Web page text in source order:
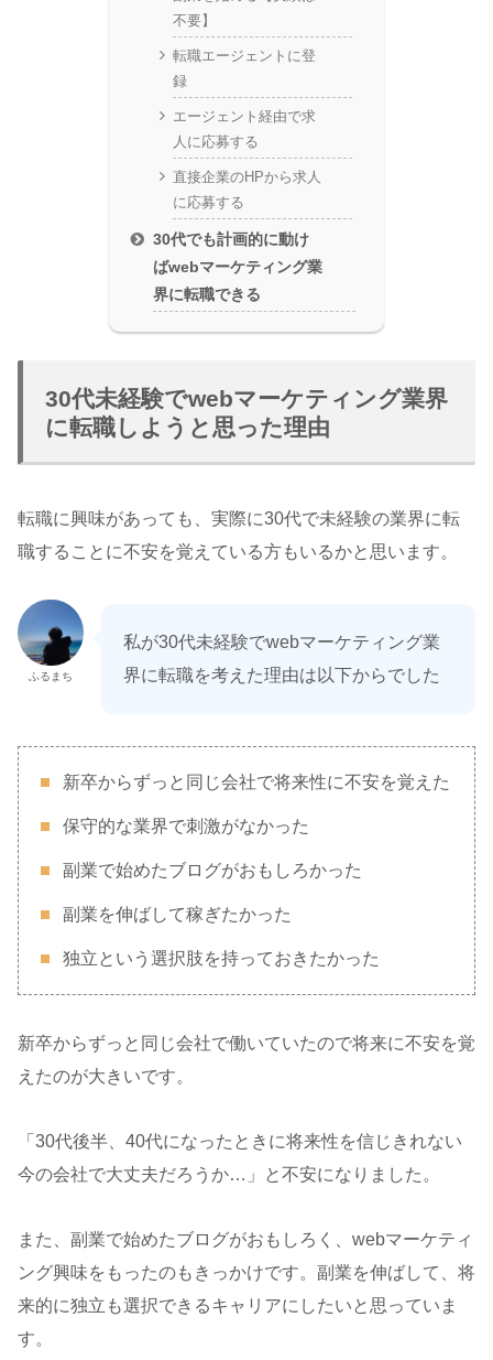
不要】
転職エージェントに登
録
エージェント経由で求
人に応募する
直接企業のHPから求人
に応募する
30代でも計画的に動け
ばwebマーケティング業
界に転職できる
30代未経験でwebマーケティング業界
に転職しようと思った理由
転職に興味があっても、実際に30代で未経験の業界に転
職することに不安を覚えている方もいるかと思います。
ふるまち
私が30代未経験でwebマーケティング業
界に転職を考えた理由は以下からでした
新卒からずっと同じ会社で将来性に不安を覚えた
保守的な業界で刺激がなかった
副業で始めたブログがおもしろかった
副業を伸ばして稼ぎたかった
独立という選択肢を持っておきたかった
新卒からずっと同じ会社で働いていたので将来に不安を覚
えたのが大きいです。
「30代後半、40代になったときに将来性を信じきれない
今の会社で大丈夫だろうか…」と不安になりました。
また、副業で始めたブログがおもしろく、webマーケティ
ング興味をもったのもきっかけです。副業を伸ばして、将
来的に独立も選択できるキャリアにしたいと思っていま
す。